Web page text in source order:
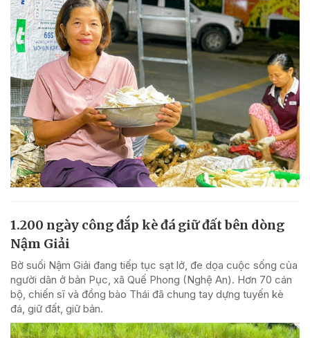
1.200 ngày công đắp kè đá giữ đất bên dòng
Nậm Giải
Bờ suối Nậm Giải đang tiếp tục sạt lở, đe dọa cuộc sống của
người dân ở bản Pục, xã Quế Phong (Nghệ An). Hơn 70 cán
bộ, chiến sĩ và đồng bào Thái đã chung tay dựng tuyến kè
đá, giữ đất, giữ bản.